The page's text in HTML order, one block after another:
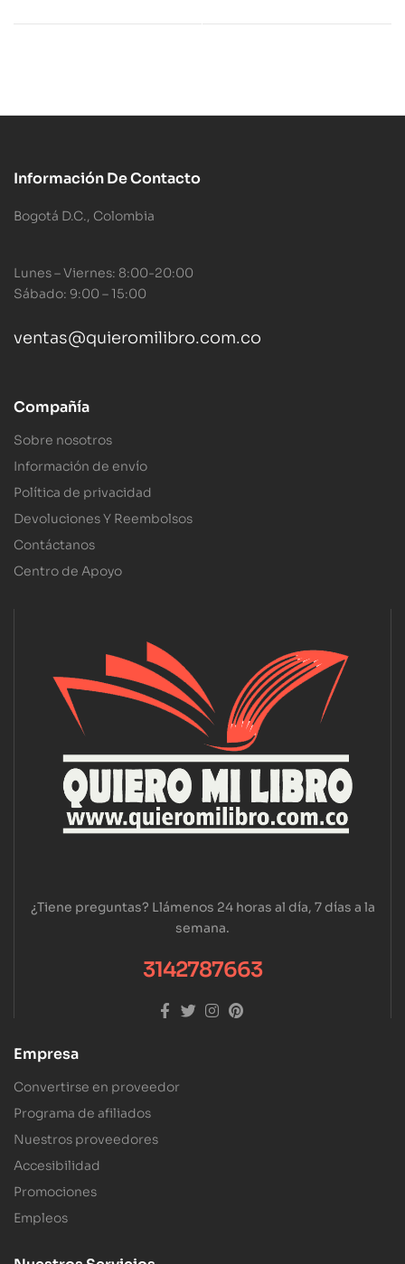
Información De Contacto
Bogotá D.C., Colombia
Lunes – Viernes: 8:00-20:00
Sábado: 9:00 – 15:00
ventas@quieromilibro.com.co
Compañía
Sobre nosotros
Información de envío
Política de privacidad
Devoluciones Y Reembolsos
Contáctanos
Centro de Apoyo
¿Tiene preguntas? Llámenos 24 horas al día, 7 días a la
semana.
3142787663
Empresa
Convertirse en proveedor
Programa de afiliados
Nuestros proveedores
Accesibilidad
Promociones
Empleos